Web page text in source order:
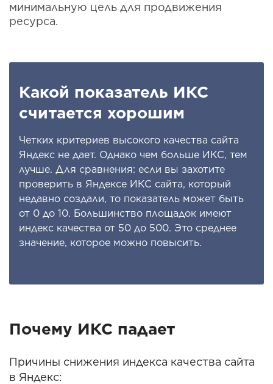
минимальную цель для продвижения
ресурса.
Какой показатель ИКС
считается хорошим
Четких критериев высокого качества сайта
Яндекс не дает. Однако чем больше ИКС, тем
лучше. Для сравнения: если вы захотите
проверить в Яндексе ИКС сайта, который
недавно создали, то показатель может быть
от 0 до 10. Большинство площадок имеют
индекс качества от 50 до 500. Это среднее
значение, которое можно повысить.
Почему ИКС падает
Причины снижения индекса качества сайта
в Яндекс: